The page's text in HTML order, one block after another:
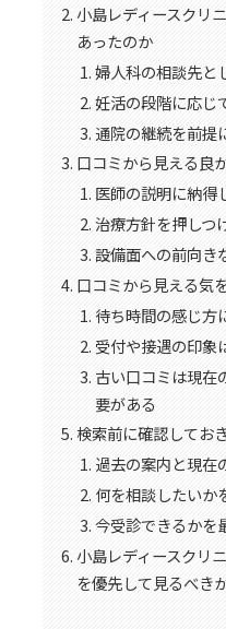
小島レディースクリ
あったのか
婦人科の相談先と
妊活の段階に応じ
通院の継続を前提
口コミから見える良
医師の説明に納得
治療方針を押しつ
設備面への前向き
口コミから見える気
待ち時間の感じ方
受付や接遇の印象
古い口コミは現在
要がある
検索前に確認してお
過去の案内と現在
何を相談したいか
今受診できるかを
小島レディースクリ
を優先して見るべき